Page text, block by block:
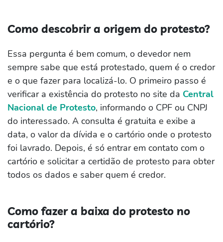
Como descobrir a origem do protesto?
Essa pergunta é bem comum, o devedor nem
sempre sabe que está protestado, quem é o credor
e o que fazer para localizá-lo. O primeiro passo é
verificar a existência do protesto no site da Central
Nacional de Protesto, informando o CPF ou CNPJ
do interessado. A consulta é gratuita e exibe a
data, o valor da dívida e o cartório onde o protesto
foi lavrado. Depois, é só entrar em contato com o
cartório e solicitar a certidão de protesto para obter
todos os dados e saber quem é credor.
Como fazer a baixa do protesto no
cartório?